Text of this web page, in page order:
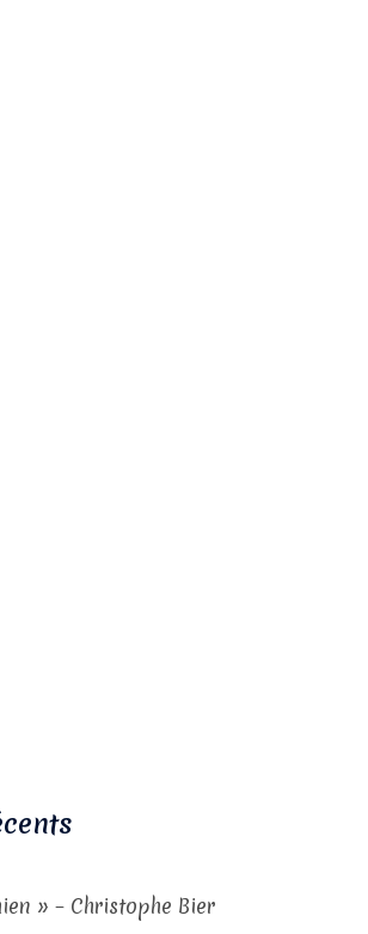
» – Christophe Bier